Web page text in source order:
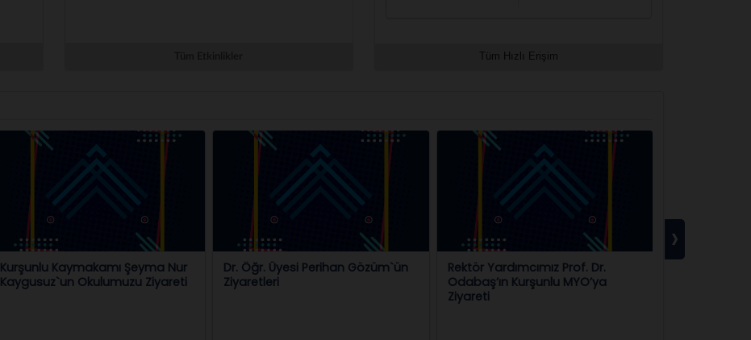
Tüm Hızlı Erişim
Kurşunlu Kaymakamı Şeyma Nur
Kaygusuz`un Okulumuzu Ziyareti
Dr. Öğr. Üyesi Perihan Gözüm`ün
Ziyaretleri
Rektör Yardımcımız Prof. Dr.
Odabaş’ın Kurşunlu MYO’ya
Ziyareti
›